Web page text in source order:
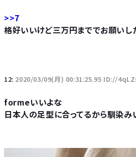
>>7
格好いいけど三万円まででお願いし
12: 2020/03/09(月) 00:31:25.95 ID://
formeいいよな
日本人の足型に合ってるから馴染み